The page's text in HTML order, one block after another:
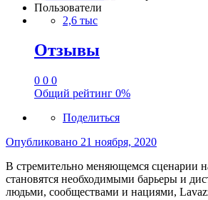
Пользователи
2,6 тыс
Отзывы
0 0 0
Общий рейтинг 0%
Поделиться
Опубликовано 21 ноября, 2020
В стремительно меняющемся сценарии
становятся необходимыми барьеры и
людьми, сообществами и нациями,